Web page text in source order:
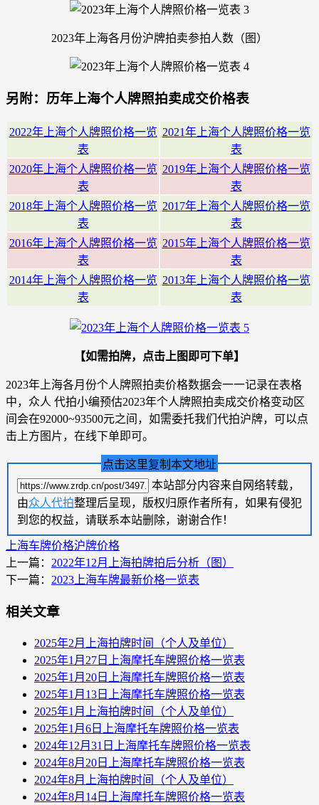
2023年上海各月份沪牌拍卖参拍人数（图）
另附：历年上海个人牌照拍卖成交价格表
2022年上海个人牌照价格一览
表
2021年上海个人牌照价格一览
表
2020年上海个人牌照价格一览
表
2019年上海个人牌照价格一览
表
2018年上海个人牌照价格一览
表
2017年上海个人牌照价格一览
表
2016年上海个人牌照价格一览
表
2015年上海个人牌照价格一览
表
2014年上海个人牌照价格一览
表
2013年上海个人牌照价格一览
表
【如需拍牌，点击上图即可下单】
2023年上海各月份个人牌照拍卖价格数据会一一记录在表格
中，众人 代拍小编预估2023年个人牌照拍卖成交价格变动区
间会在92000~93500元之间，如需委托我们代拍沪牌，可以点
击上方图片，在线下单即可。
点击这里复制本文地址
本站部分内容来自网络转载，
由众人代拍整理后呈现，版权归原作者所有，如果有侵犯
到您的权益，请联系本站删除，谢谢合作！
上海车牌价格沪牌价格
上一篇： 2022年12月上海拍牌拍后分析（图）
下一篇： 2023上海车牌最新价格一览表
相关文章
2025年2月上海拍牌时间（个人及单位）
2025年1月27日上海摩托车牌照价格一览表
2025年1月20日上海摩托车牌照价格一览表
2025年1月13日上海摩托车牌照价格一览表
2025年1月上海拍牌时间（个人及单位）
2025年1月6日上海摩托车牌照价格一览表
2024年12月31日上海摩托车牌照价格一览表
2024年8月20日上海摩托车牌照价格一览表
2024年8月上海拍牌时间（个人及单位）
2024年8月14日上海摩托车牌照价格一览表